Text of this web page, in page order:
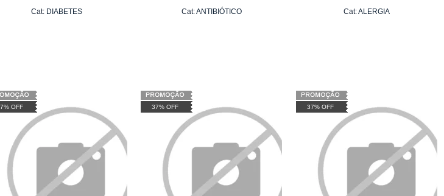
Cat: DIABETES
Cat:ANTIBIÓTICO
Cat:ALERGIA
OFF 37% OFF 37% OFF